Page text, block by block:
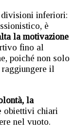
divisioni inferiori:
è
la motivazione
fino al
poiché non solo
il
la
obiettivi chiari
nel vuoto.